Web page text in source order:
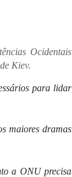
Ocidentais
Kiev.
para lidar
maiores dramas
a ONU precisa